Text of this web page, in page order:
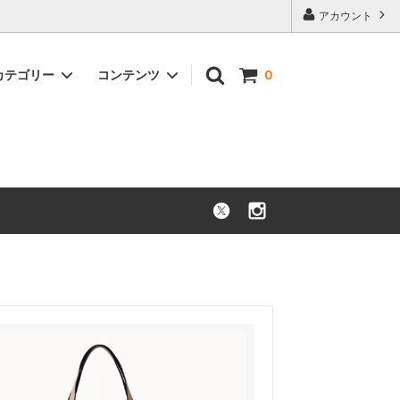
アカウント
0
テゴリー コンテンツ